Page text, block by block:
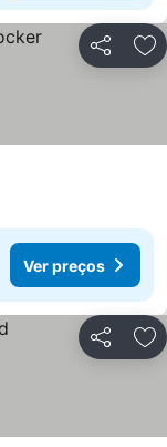
Partilhar
Ver preços
Partilhar